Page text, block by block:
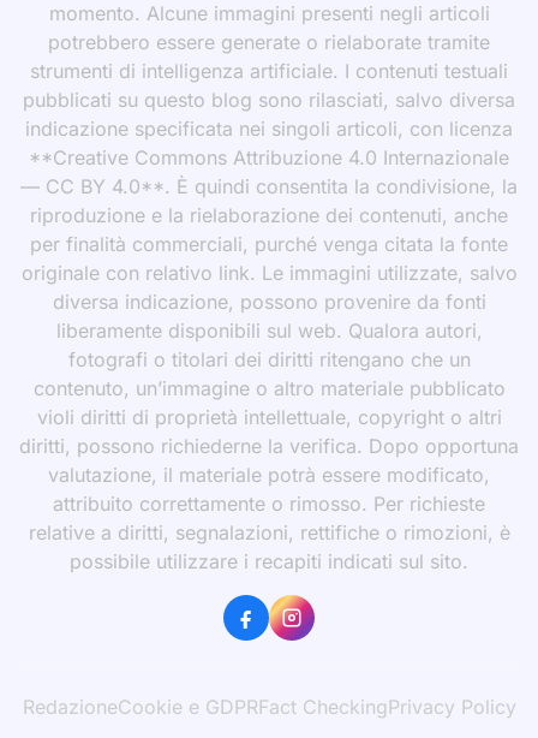
momento. Alcune immagini presenti negli articoli
potrebbero essere generate o rielaborate tramite
strumenti di intelligenza artificiale. I contenuti testuali
pubblicati su questo blog sono rilasciati, salvo diversa
indicazione specificata nei singoli articoli, con licenza
**Creative Commons Attribuzione 4.0 Internazionale
— CC BY 4.0**. È quindi consentita la condivisione, la
riproduzione e la rielaborazione dei contenuti, anche
per finalità commerciali, purché venga citata la fonte
originale con relativo link. Le immagini utilizzate, salvo
diversa indicazione, possono provenire da fonti
liberamente disponibili sul web. Qualora autori,
fotografi o titolari dei diritti ritengano che un
contenuto, un’immagine o altro materiale pubblicato
violi diritti di proprietà intellettuale, copyright o altri
diritti, possono richiederne la verifica. Dopo opportuna
valutazione, il materiale potrà essere modificato,
attribuito correttamente o rimosso. Per richieste
relative a diritti, segnalazioni, rettifiche o rimozioni, è
possibile utilizzare i recapiti indicati sul sito.
RedazioneCookie e GDPRFact CheckingPrivacy Policy